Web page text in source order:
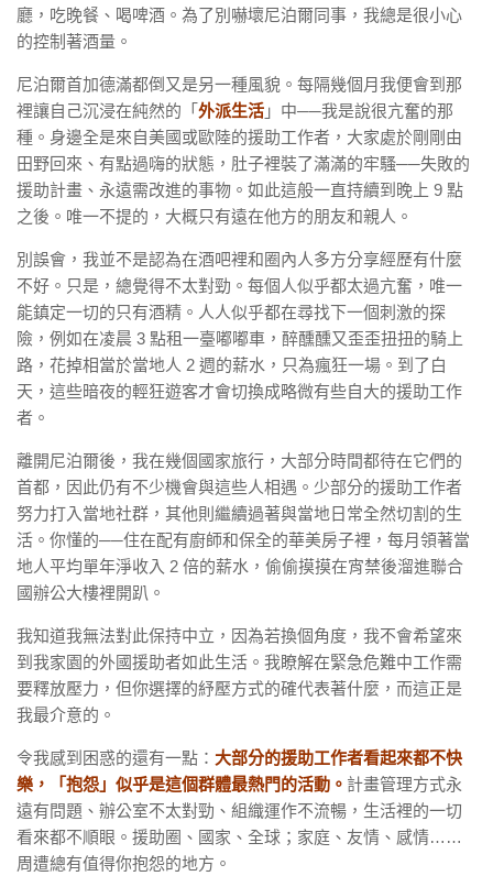
廳，吃晚餐、喝啤酒。為了別嚇壞尼泊爾同事，我總是很小心
的控制著酒量。
尼泊爾首加德滿都倒又是另一種風貌。每隔幾個月我便會到那
裡讓自己沉浸在純然的「 外派生活 」中──我是說很亢奮的那
種。身邊全是來自美國或歐陸的援助工作者，大家處於剛剛由
田野回來、有點過嗨的狀態，肚子裡裝了滿滿的牢騷──失敗的
援助計畫、永遠需改進的事物。如此這般一直持續到晚上 9 點
之後。唯一不提的，大概只有遠在他方的朋友和親人。
別誤會，我並不是認為在酒吧裡和圈內人多方分享經歷有什麼
不好。只是，總覺得不太對勁。每個人似乎都太過亢奮，唯一
能鎮定一切的只有酒精。人人似乎都在尋找下一個刺激的探
險，例如在凌晨 3 點租一臺嘟嘟車，醉醺醺又歪歪扭扭的騎上
路，花掉相當於當地人 2 週的薪水，只為瘋狂一場。到了白
天，這些暗夜的輕狂遊客才會切換成略微有些自大的援助工作
者。
離開尼泊爾後，我在幾個國家旅行，大部分時間都待在它們的
首都，因此仍有不少機會與這些人相遇。少部分的援助工作者
努力打入當地社群，其他則繼續過著與當地日常全然切割的生
活。你懂的──住在配有廚師和保全的華美房子裡，每月領著當
地人平均單年淨收入 2 倍的薪水，偷偷摸摸在宵禁後溜進聯合
國辦公大樓裡開趴。
我知道我無法對此保持中立，因為若換個角度，我不會希望來
到我家園的外國援助者如此生活。我瞭解在緊急危難中工作需
要釋放壓力，但你選擇的紓壓方式的確代表著什麼，而這正是
我最介意的。
令我感到困惑的還有一點： 大部分的援助工作者看起來都不快
樂，「抱怨」似乎是這個群體最熱門的活動。 計畫管理方式永
遠有問題、辦公室不太對勁、組織運作不流暢，生活裡的一切
看來都不順眼。援助圈、國家、全球；家庭、友情、感情……
周遭總有值得你抱怨的地方。